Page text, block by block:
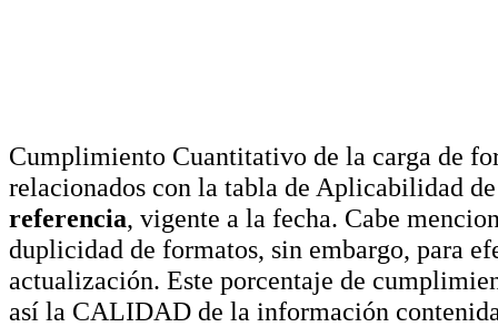
Cumplimiento Cuantitativo de la carga de
relacionados con la tabla de Aplicabilidad
referencia, vigente a la fecha. Cabe
duplicidad de formatos, sin embargo, para
actualización. Este porcentaje de
así la CALIDAD de la información